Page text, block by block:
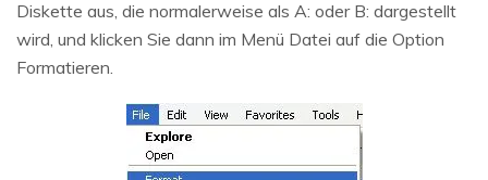
Diskette aus, die normalerweise als A: oder B: dargestellt
wird, und klicken Sie dann im Menü Datei auf die Option
Formatieren.